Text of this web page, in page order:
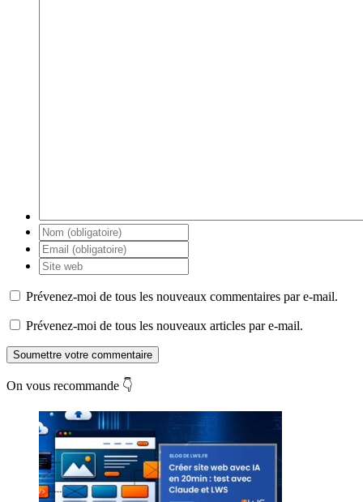
Prévenez-moi de tous les nouveaux commentaires par e-mail.
Prévenez-moi de tous les nouveaux articles par e-mail.
Soumettre votre commentaire
On vous recommande 👇